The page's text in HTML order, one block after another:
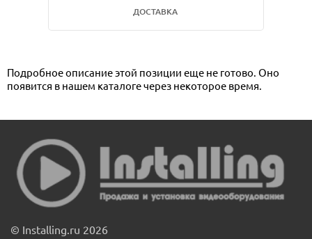
ДОСТАВКА
Подробное описание этой позиции еще не готово. Оно
появится в нашем каталоге через некоторое время.
© Installing.ru 2026